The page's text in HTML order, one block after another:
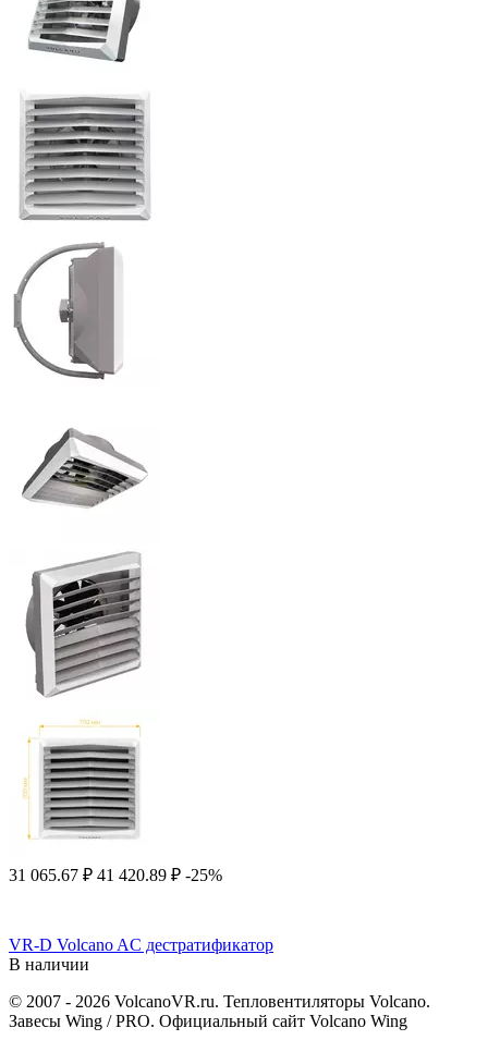
31 065.67 ₽ 41 420.89 ₽ -25%
VR-D Volcano AC дестратификатор
В наличии
© 2007 - 2026 VolcanoVR.ru. Тепловентиляторы Volcano.
Завесы Wing / PRO. Официальный сайт Volcano Wing